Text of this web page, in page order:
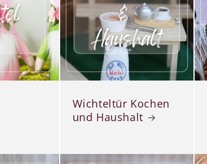
Wichteltür Kochen
und Haushalt